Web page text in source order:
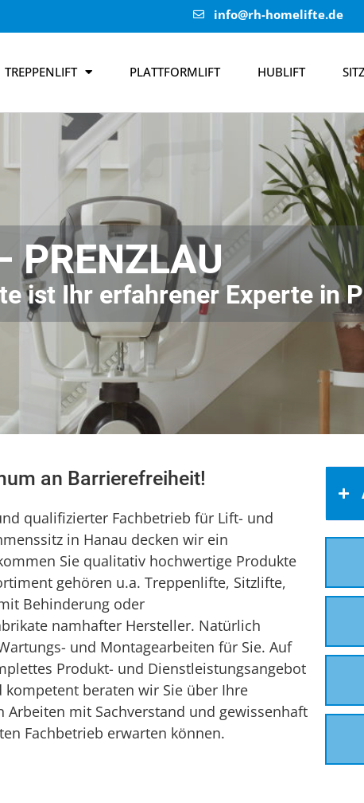
info@rh-homelifte.de
TREPPENLIFT PLATTFORMLIFT HUBLIFT
PRENZLAU
ist Ihr erfahrener Experte in
an Barrierefreiheit!
qualifizierter Fachbetrieb für Lift- und
in Hanau decken wir ein
Sie qualitativ hochwertige Produkte
gehören u.a. Treppenlifte, Sitzlifte,
Behinderung oder
namhafter Hersteller. Natürlich
und Montagearbeiten für Sie. Auf
Produkt- und Dienstleistungsangebot
beraten wir Sie über Ihre
mit Sachverstand und gewissenhaft
Fachbetrieb erwarten können.